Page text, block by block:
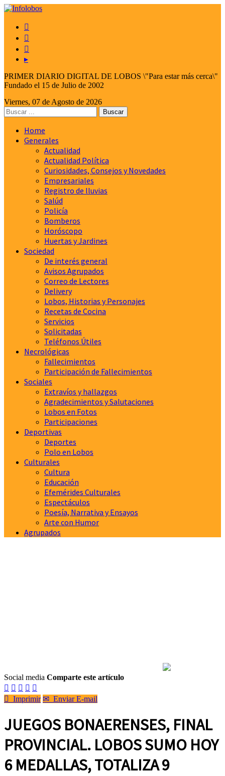



▸
PRIMER DIARIO DIGITAL DE LOBOS \"Para estar más cerca\"
Fundado el 15 de Julio de 2002
Viernes, 07 de Agosto de 2026
Home
Generales
Actualidad
Actualidad Política
Curiosidades, Consejos y Novedades
Empresariales
Registro de lluvias
Salúd
Policía
Bomberos
Horóscopo
Huertas y Jardines
Sociedad
De interés general
Avisos Agrupados
Correo de Lectores
Delivery
Lobos, Historias y Personajes
Recetas de Cocina
Servicios
Solicitadas
Teléfonos Útiles
Necrológicas
Fallecimientos
Participación de Fallecimientos
Sociales
Extravíos y hallazgos
Agradecimientos y Salutaciones
Lobos en Fotos
Participaciones
Deportivas
Deportes
Polo en Lobos
Culturales
Cultura
Educación
Efemérides Culturales
Espectáculos
Poesía, Narrativa y Ensayos
Arte con Humor
Agrupados
Social media Comparte este artículo
    
 Imprimir ✉ Enviar E-mail
JUEGOS BONAERENSES, FINAL
PROVINCIAL. LOBOS SUMO HOY
6 MEDALLAS, TOTALIZA 9